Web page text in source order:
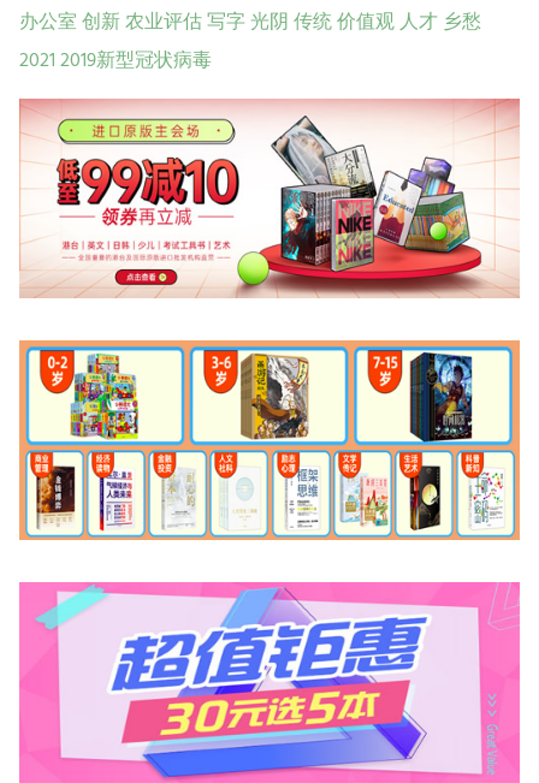
办公室创新农业评估写字光阴传统价值观人才乡愁
20212019新型冠状病毒